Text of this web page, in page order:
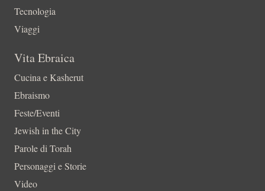
Tecnologia
Viaggi
Vita Ebraica
Cucina e Kasherut
Ebraismo
Feste/Eventi
Jewish in the City
Parole di Torah
Personaggi e Storie
Video